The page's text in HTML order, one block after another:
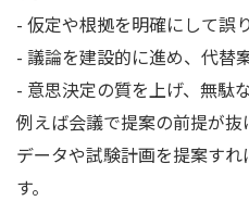
- 仮定や根拠を明確にして誤
- 議論を建設的に進め、代替
- 意思決定の質を上げ、無駄
例えば会議で提案の前提が
データや試験計画を提案す
す。